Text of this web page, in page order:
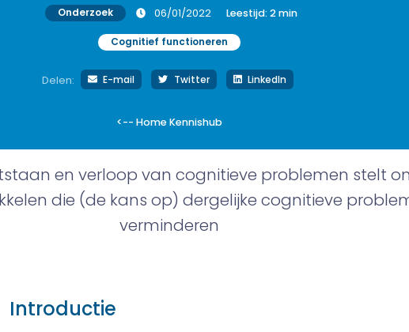
Onderzoek 06/01/2022 Leestijd: 2min
Cognitief functioneren
Delen: E-mail Twitter LinkedIn
<-- Home Kennishub
en verloop van cognitieve problemen stelt
die (de kans op) dergelijke cognitieve
verminderen
Introductie